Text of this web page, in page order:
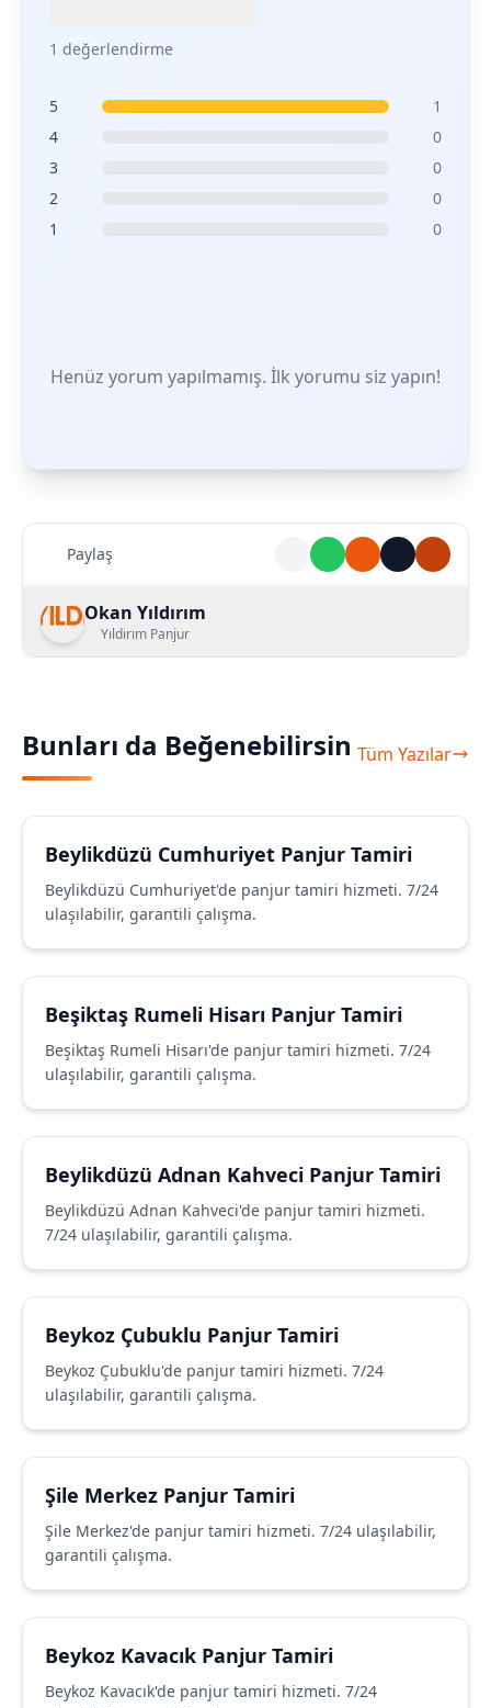
1 değerlendirme
5
1
4
0
3
0
2
0
1
0
Henüz yorum yapılmamış. İlk yorumu siz yapın!
Paylaş
Okan Yıldırım
Yıldırım Panjur
Bunları da Beğenebilirsin Tüm Yazılar
Beylikdüzü Cumhuriyet Panjur Tamiri
Beylikdüzü Cumhuriyet'de panjur tamiri hizmeti. 7/24
ulaşılabilir, garantili çalışma.
Beşiktaş Rumeli Hisarı Panjur Tamiri
Beşiktaş Rumeli Hisarı'de panjur tamiri hizmeti. 7/24
ulaşılabilir, garantili çalışma.
Beylikdüzü Adnan Kahveci Panjur Tamiri
Beylikdüzü Adnan Kahveci'de panjur tamiri hizmeti.
7/24 ulaşılabilir, garantili çalışma.
Beykoz Çubuklu Panjur Tamiri
Beykoz Çubuklu'de panjur tamiri hizmeti. 7/24
ulaşılabilir, garantili çalışma.
Şile Merkez Panjur Tamiri
Şile Merkez'de panjur tamiri hizmeti. 7/24 ulaşılabilir,
garantili çalışma.
Beykoz Kavacık Panjur Tamiri
Beykoz Kavacık'de panjur tamiri hizmeti. 7/24